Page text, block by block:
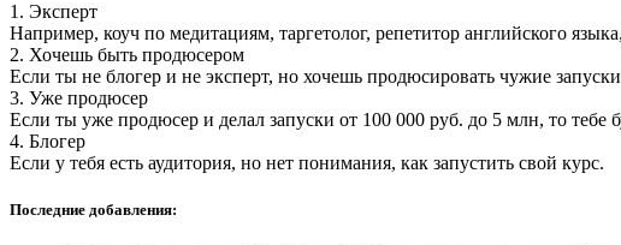
1. Эксперт
Например, коуч по медитациям, таргетолог, репетитор английского
2. Хочешь быть продюсером
Если ты не блогер и не эксперт, но хочешь продюсировать чужие
3. Уже продюсер
Если ты уже продюсер и делал запуски от 100 000 руб. до 5 млн, то тебе
4. Блогер
Если у тебя есть аудитория, но нет понимания, как запустить свой курс.
Последние добавления: